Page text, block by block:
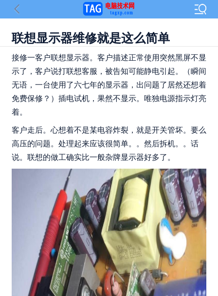
联想显示器维修就是这么简单
接修一客户联想显示器。客户描述正常使用突然黑屏不显
示了，客户说打联想客服，被告知可能静电引起。（瞬间
无语，一台使用了六七年的显示器，出问题了居然还想着
免费保修？）插电试机，果然不显示。唯独电源指示灯亮
着。
客户走后。心想着不是某电容炸裂，就是开关管坏。要么
高压的问题。处理起来应该很简单。。然后拆机。。话
说。联想的做工确实比一般杂牌显示器好多了。